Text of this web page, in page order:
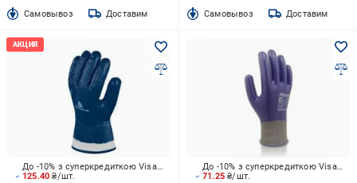
Cамовывоз Доставим Cамовывоз Доставим
125.40₴/шт.
До -10% з суперкредиткою Visa Вигода
71.25₴/шт.
До -10% з суперкредиткою Visa Вигода